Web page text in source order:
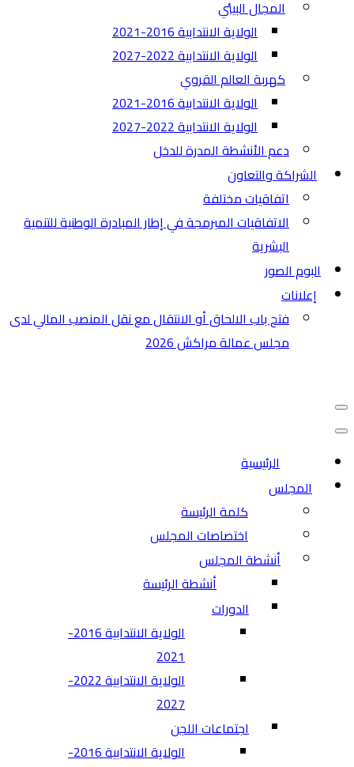
المجال البيئي
الولاية الانتدابية 2016-2021
الولاية الانتدابية 2022-2027
كهربة العالم القروي
الولاية الانتدابية 2016-2021
الولاية الانتدابية 2022-2027
دعم الأنشطة المدرة للدخل
الشراكة والتعاون
اتفاقيات مختلفة​
الاتفاقيات المبرمجة في إطار المبادرة الوطنية للتنمية
البشرية
البوم الصور
إعلانات
فتح باب الالحاق أو الانتقال مع نقل المنصب المالي لدى
مجلس عمالة مراكش 2026
قائمة
قائمة
الرئيسية
المجلس
كلمة الرئيسة
اختصاصات المجلس
أنشطة المجلس
أنشطة الرئيسة
الدورات
الولاية الانتدابية 2016-
2021
الولاية الانتدابية 2022-
2027
اجتماعات اللجن
الولاية الانتدابية 2016-